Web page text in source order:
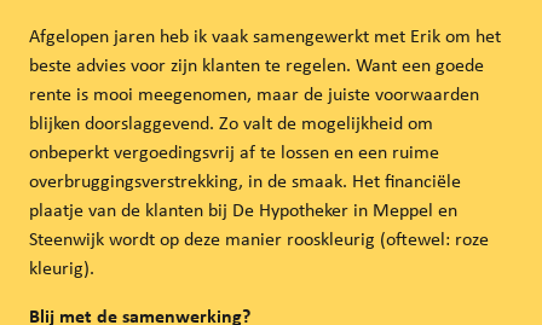
Afgelopen jaren heb ik vaak samengewerkt met Erik om het
beste advies voor zijn klanten te regelen. Want een goede
rente is mooi meegenomen, maar de juiste voorwaarden
blijken doorslaggevend. Zo valt de mogelijkheid om
onbeperkt vergoedingsvrij af te lossen en een ruime
overbruggingsverstrekking, in de smaak. Het financiële
plaatje van de klanten bij De Hypotheker in Meppel en
Steenwijk wordt op deze manier rooskleurig (oftewel: roze
kleurig).
Blij met de samenwerking?